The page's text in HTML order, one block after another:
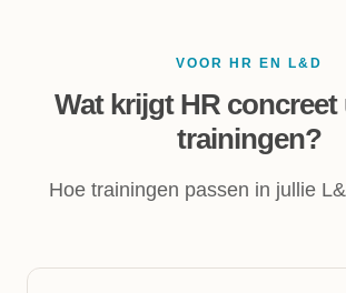
VOOR HR EN L&D
Wat krijgt HR concreet
trainingen?
Hoe trainingen passen in jullie